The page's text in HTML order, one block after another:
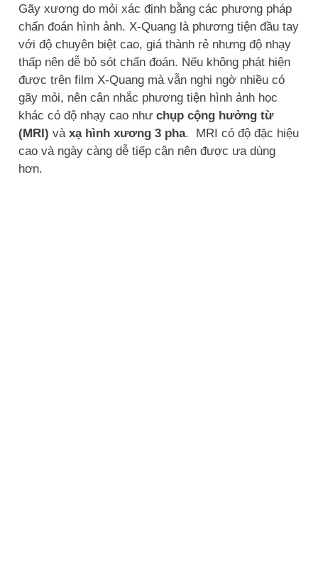
Gãy xương do mỏi xác định bằng các phương pháp
chẩn đoán hình ảnh. X-Quang là phương tiện đầu tay
với độ chuyên biệt cao, giá thành rẻ nhưng độ nhạy
thấp nên dễ bỏ sót chẩn đoán. Nếu không phát hiện
được trên film X-Quang mà vẫn nghi ngờ nhiều có
gãy mỏi, nên cân nhắc phương tiện hình ảnh học
khác có độ nhạy cao nhưchụp cộng hưởng từ
(MRI) vàxạ hình xương 3 pha. MRI có độ đặc hiệu
cao và ngày càng dễ tiếp cận nên được ưa dùng
hơn.